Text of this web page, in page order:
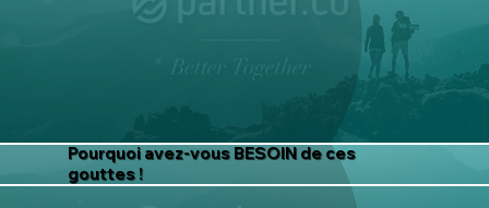
Pourquoi avez-vous BESOIN de ces
gouttes !